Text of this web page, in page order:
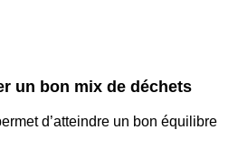
un bon mix de déchets
d’atteindre un bon équilibre